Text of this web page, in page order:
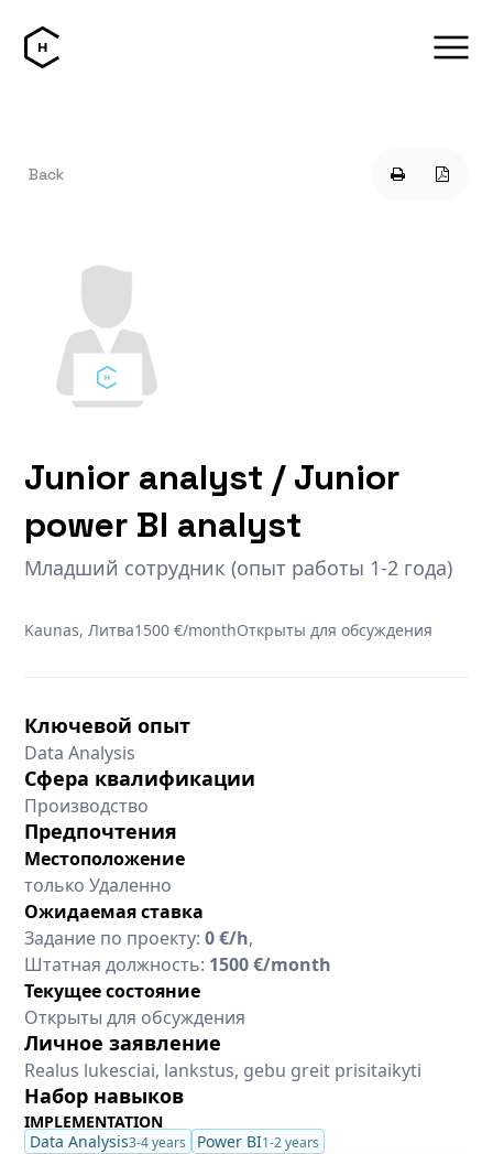
Back
Junior analyst / Junior
power BI analyst
Младший сотрудник (опыт работы 1-2 года)
Kaunas, Литва1500 €/monthОткрыты для обсуждения
Ключевой опыт
Data Analysis
Сфера квалификации
Производство
Предпочтения
Местоположение
только Удаленно
Ожидаемая ставка
Задание по проекту:0 €/h,
Штатная должность: 1500 €/month
Текущее состояние
Открыты для обсуждения
Личное заявление
Realus lukesciai, lankstus, gebu greit prisitaikyti
Набор навыков
IMPLEMENTATION
Data Analysis3-4 years Power BI1-2 years